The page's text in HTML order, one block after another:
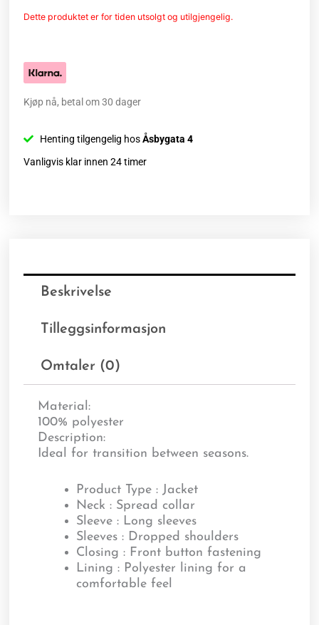
Dette produktet er for tiden utsolgt og utilgjengelig.
Kjøp nå, betal om 30 dager
Henting tilgengelig hosÅsbygata 4
Vanligvis klar innen 24 timer
Beskrivelse
Tilleggsinformasjon
Omtaler (0)
Material:
100% polyester
Description:
Ideal for transition between seasons.
Product Type : Jacket
Neck : Spread collar
Sleeve : Long sleeves
Sleeves : Dropped shoulders
Closing : Front button fastening
Lining : Polyester lining for a
comfortable feel